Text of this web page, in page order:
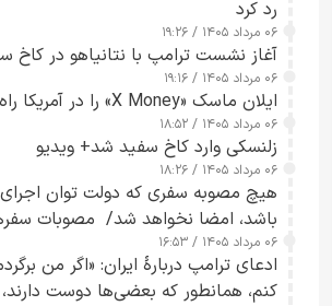
رد کرد
۰۶ مرداد ۱۴۰۵ / ۱۹:۲۶
آغاز نشست ترامپ با نتانیاهو در کاخ
۰۶ مرداد ۱۴۰۵ / ۱۹:۱۶
ایلان ماسک «X Money» را در آمریکا راه‌اندازی کرد
۰۶ مرداد ۱۴۰۵ / ۱۸:۵۲
زلنسکی وارد کاخ سفید شد+ ویدیو
۰۶ مرداد ۱۴۰۵ / ۱۸:۲۶
هیچ مصوبه سفری که دولت توان اجرای
باشد، امضا نخواهد شد/ مصوبات
چارچوب قانون بودجه است+ عکس
۰۶ مرداد ۱۴۰۵ / ۱۶:۵۳
ادعای ترامپ دربارهٔ ایران: «اگر من
کنم، همانطور که بعضی‌ها دوست